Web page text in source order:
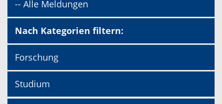
-- Alle Meldungen
Nach Kategorien filtern:
Forschung
Studium